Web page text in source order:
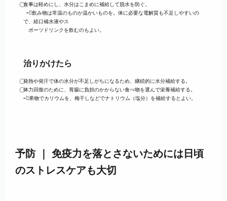
⃝食事は軽めにし、水分はこまめに補給して脱水を防ぐ。
⇨飲み物は常温のものか温かいものを。体に必要な電解質も不足しやすいの
で、経口補水液やス
ポーツドリンクを飲むのもよい。
治りかけたら
⃝発熱や発汗で体の水分が不足しがちになるため、継続的に水分補給する。
⃝体力回復のために、胃腸に負担のかからない食べ物を選んで栄養補給する。
⇨果物でカリウムを、梅干しなどでナトリウム（塩分）を補給するとよい。
予防 ｜
免疫力を落とさないためには日頃
のストレスケアも大切